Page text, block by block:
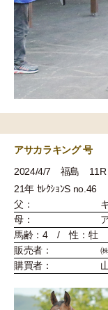
アサカラキング 号
2024/4/7 福島
21年 ｾﾚｸｼｮﾝS no.46
父：
母：
馬齢：4 / 性：牡
販売者：
購買者：